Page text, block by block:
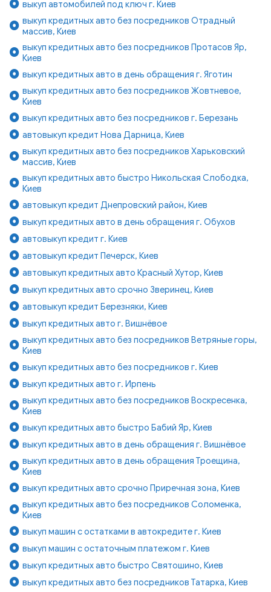
выкуп автомобилей под ключ г. Киев
выкуп кредитных авто без посредников Отрадный
массив, Киев
выкуп кредитных авто без посредников Протасов Яр,
Киев
выкуп кредитных авто в день обращения г. Яготин
выкуп кредитных авто без посредников Жовтневое,
Киев
выкуп кредитных авто без посредников г. Березань
автовыкуп кредит Нова Дарница, Киев
выкуп кредитных авто без посредников Харьковский
массив, Киев
выкуп кредитных авто быстро Никольская Слободка,
Киев
автовыкуп кредит Днепровский район, Киев
выкуп кредитных авто в день обращения г. Обухов
автовыкуп кредит г. Киев
автовыкуп кредит Печерск, Киев
автовыкуп кредитных авто Красный Хутор, Киев
выкуп кредитных авто срочно Зверинец, Киев
автовыкуп кредит Березняки, Киев
выкуп кредитных авто г. Вишнёвое
выкуп кредитных авто без посредников Ветряные горы,
Киев
выкуп кредитных авто без посредников г. Киев
выкуп кредитных авто г. Ирпень
выкуп кредитных авто без посредников Воскресенка,
Киев
выкуп кредитных авто быстро Бабий Яр, Киев
выкуп кредитных авто в день обращения г. Вишнёвое
выкуп кредитных авто в день обращения Троещина,
Киев
выкуп кредитных авто срочно Приречная зона, Киев
выкуп кредитных авто без посредников Соломенка,
Киев
выкуп машин с остатками в автокредите г. Киев
выкуп машин с остаточным платежом г. Киев
выкуп кредитных авто быстро Святошино, Киев
выкуп кредитных авто без посредников Татарка, Киев